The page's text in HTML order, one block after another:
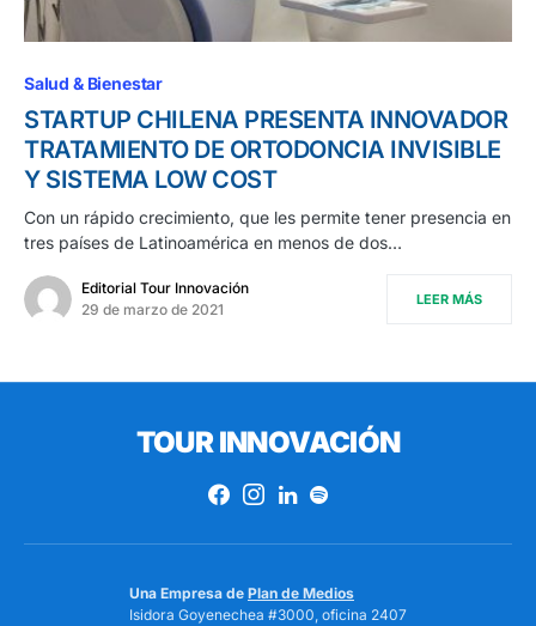
Salud & Bienestar
STARTUP CHILENA PRESENTA INNOVADOR
TRATAMIENTO DE ORTODONCIA INVISIBLE
Y SISTEMA LOW COST
Con un rápido crecimiento, que les permite tener presencia en
tres países de Latinoamérica en menos de dos…
Editorial Tour Innovación
29 de marzo de 2021
LEER MÁS
TOUR INNOVACIÓN
Una Empresa de Plan de Medios
Isidora Goyenechea #3000, oficina 2407